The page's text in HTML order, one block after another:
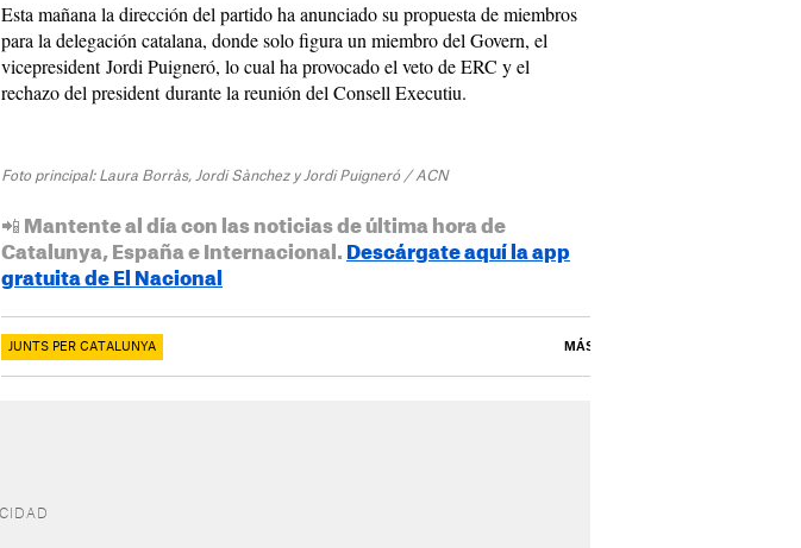
Esta mañana la dirección del partido ha anunciado su propuesta de miembros
para la delegación catalana, donde solo figura un miembro del Govern, el
vicepresident Jordi Puigneró, lo cual ha provocado el veto de ERC y el
rechazo del president durante la reunión del Consell Executiu.
Foto principal: Laura Borràs, Jordi Sànchez y Jordi Puigneró / ACN
📲 Mantente al día con las noticias de última hora de
Catalunya, España e Internacional. Descárgate aquí la app
gratuita de El Nacional
JUNTS PER CATALUNYA MÁS